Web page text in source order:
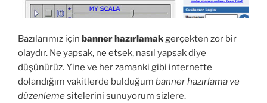
Bazılarımız için banner hazırlamakgerçekten zor bir
olaydır. Ne yapsak, ne etsek, nasıl yapsak diye
düşünürüz. Yine ve her zamanki gibi internette
dolandığım vakitlerde bulduğum banner hazırlama ve
düzenlemesitelerini sunuyorum sizlere.